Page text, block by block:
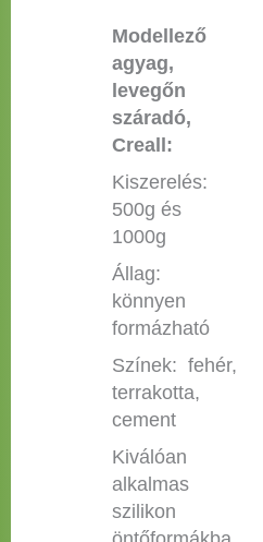
Modellező
agyag,
levegőn
száradó,
Creall:
Kiszerelés:
500g és
1000g
Állag:
könnyen
formázható
Színek: fehér,
terrakotta,
cement
Kiválóan
alkalmas
szilikon